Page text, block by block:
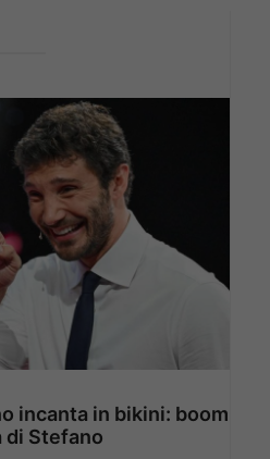
incanta in bikini: boom
di Stefano